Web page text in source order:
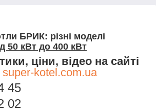
БРИК: різні моделі
50 кВт до 400 кВт
ціни, відео на сайті
super-kotel.com.ua
45
02